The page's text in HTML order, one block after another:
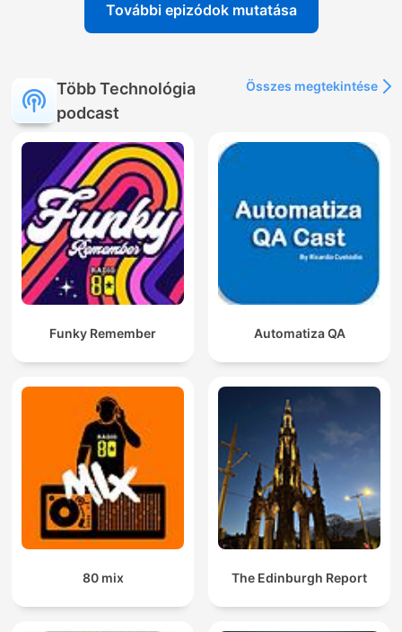
További epizódok mutatása
Több Technológia
podcast
Összes megtekintése
Funky Remember Automatiza QA
80 mix The Edinburgh Report